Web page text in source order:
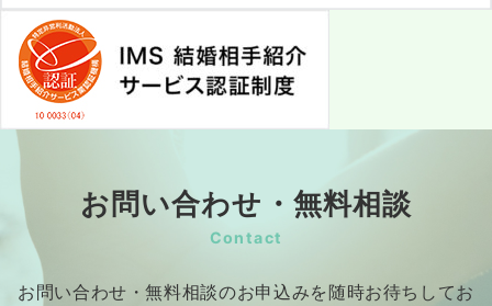
お問い合わせ・無料相談
Contact
お問い合わせ・無料相談のお申込みを随時お待ちしてお